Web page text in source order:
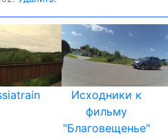
Исходники к
фильму
"Благовещенье"